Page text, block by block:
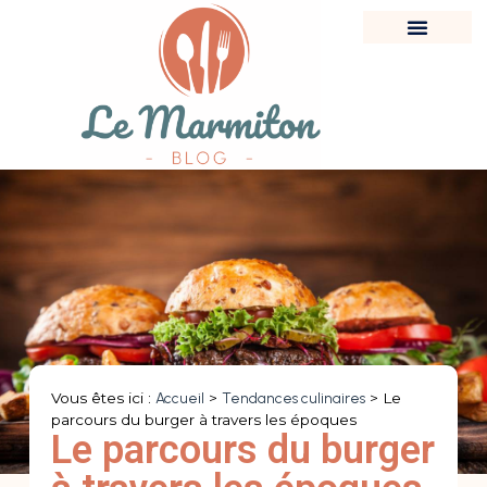
Vous êtes ici : Accueil > Tendances culinaires> Le
parcours du burger à travers les époques
Le parcours du burger